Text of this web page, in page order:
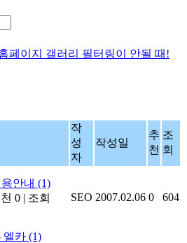
페이지 갤러리 필터링이 안될 때!
작
성
자
작성일
추
천
조
회
안내 (1)
0 | 조회
SEO 2007.02.06 0 604
엘카 (1)